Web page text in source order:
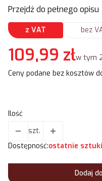
Przejdź do pełnego opisu
z VAT bez
Cena
109,99 złw tym
w tym
Ceny podane bez kosztów
Ilość
szt.
Dostępność:ostatnie sztuki
Dodaj